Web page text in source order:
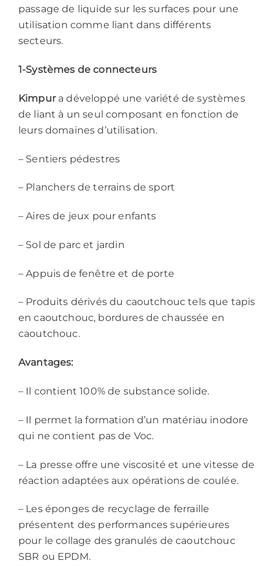
passage de liquide sur les surfaces pour une
utilisation comme liant dans différents
secteurs.
1-Systèmes de connecteurs
Kimpura développé une variété de systèmes
de liant à un seul composant en fonction de
leurs domaines d’utilisation.
– Sentiers pédestres
– Planchers de terrains de sport
– Aires de jeux pour enfants
– Sol de parc et jardin
– Appuis de fenêtre et de porte
– Produits dérivés du caoutchouc tels que tapis
en caoutchouc, bordures de chaussée en
caoutchouc.
Avantages:
– Il contient 100% de substance solide.
– Il permet la formation d’un matériau inodore
qui ne contient pas de Voc.
– La presse offre une viscosité et une vitesse de
réaction adaptées aux opérations de coulée.
– Les éponges de recyclage de ferraille
présentent des performances supérieures
pour le collage des granulés de caoutchouc
SBR ou EPDM.